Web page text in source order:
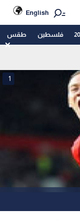
English
فلسطين طقس
1